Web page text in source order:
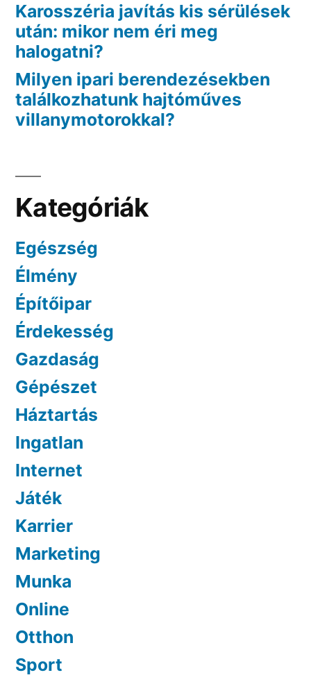
Karosszéria javítás kis sérülések
után: mikor nem éri meg
halogatni?
Milyen ipari berendezésekben
találkozhatunk hajtóműves
villanymotorokkal?
Kategóriák
Egészség
Élmény
Építőipar
Érdekesség
Gazdaság
Gépészet
Háztartás
Ingatlan
Internet
Játék
Karrier
Marketing
Munka
Online
Otthon
Sport